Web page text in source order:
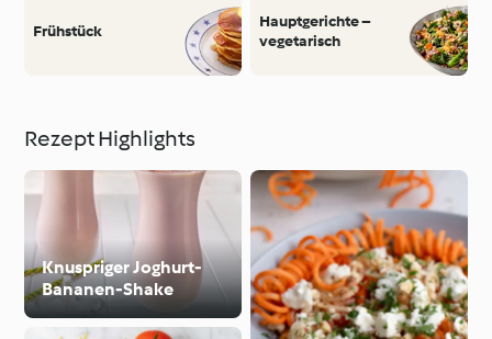
Frühstück
Hauptgerichte –
vegetarisch
Rezept Highlights
Knuspriger Joghurt-
Bananen-Shake